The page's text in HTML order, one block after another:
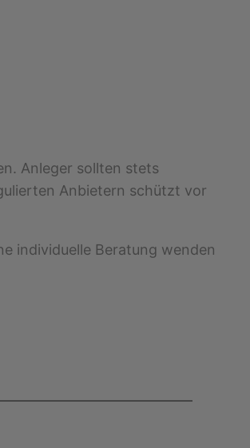
Anleger sollten stets
Anbietern schützt vor
individuelle Beratung wenden